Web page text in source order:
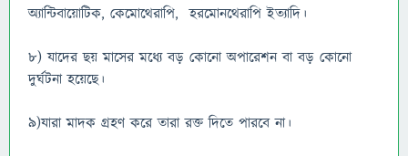
অ্যান্টিবায়োটিক, কেমোথেরাপি, হরমোনথেরাপি ইত্যাদি।
৮) যাদের ছয় মাসের মধ্যে বড় কোনো অপারেশন বা বড় কোনো
দুর্ঘটনা হয়েছে।
৯)যারা মাদক গ্রহণ করে তারা রক্ত দিতে পারবে না।